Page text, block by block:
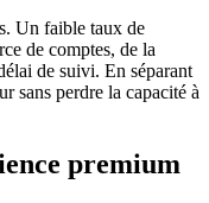
Un faible taux de
de comptes, de la
de suivi. En séparant
sans perdre la capacité à
premium